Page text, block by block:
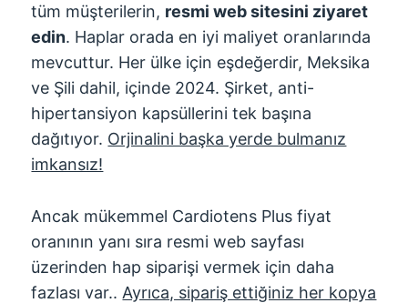
tüm müşterilerin, resmi web sitesini ziyaret
edin. Haplar orada en iyi maliyet oranlarında
mevcuttur. Her ülke için eşdeğerdir, Meksika
ve Şili dahil, içinde 2024. Şirket, anti-
hipertansiyon kapsüllerini tek başına
dağıtıyor. Orjinalini başka yerde bulmanız
imkansız!
Ancak mükemmel Cardiotens Plus fiyat
oranının yanı sıra resmi web sayfası
üzerinden hap siparişi vermek için daha
fazlası var.. Ayrıca, sipariş ettiğiniz her kopya